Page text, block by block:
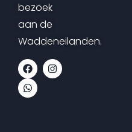
bezoek
aan de
Waddeneilanden.